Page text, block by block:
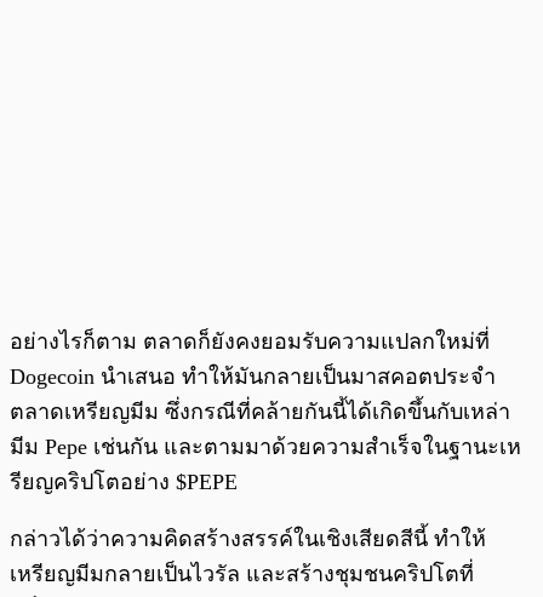
อย่างไรก็ตาม ตลาดก็ยังคงยอมรับความแปลกใหม่ที่
Dogecoin นำเสนอ ทำให้มันกลายเป็นมาสคอตประจำ
ตลาดเหรียญมีม ซึ่งกรณีที่คล้ายกันนี้ได้เกิดขึ้นกับเหล่า
มีม Pepe เช่นกัน และตามมาด้วยความสำเร็จในฐานะเห
รียญคริปโตอย่าง $PEPE
กล่าวได้ว่าความคิดสร้างสรรค์ในเชิงเสียดสีนี้ ทำให้
เหรียญมีมกลายเป็นไวรัล และสร้างชุมชนคริปโตที่